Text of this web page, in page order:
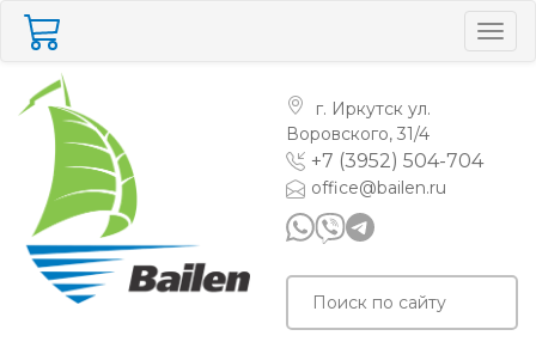
г. Иркутск ул.
Воровского, 31/4
+7 (3952) 504-704
office@bailen.ru